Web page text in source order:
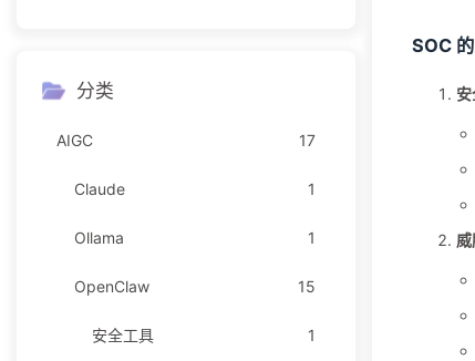
SOC
威
分类
AIGC 17
Claude 1
Ollama 1
OpenClaw 15
安全工具 1